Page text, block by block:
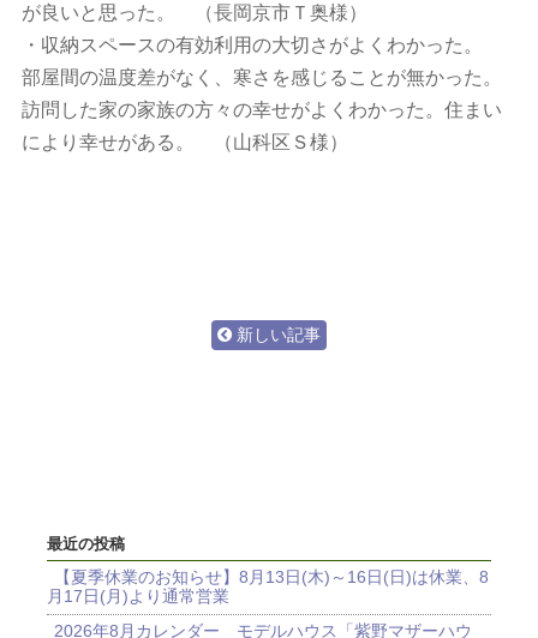
が良いと思った。 （長岡京市Ｔ奥様）
・収納スペースの有効利用の大切さがよくわかった。
部屋間の温度差がなく、寒さを感じることが無かった。
訪問した家の家族の方々の幸せがよくわかった。住まい
により幸せがある。 （山科区Ｓ様）
新しい記事
最近の投稿
【夏季休業のお知らせ】8月13日(木)～16日(日)は休業、8
月17日(月)より通常営業
2026年8月カレンダー モデルハウス「紫野マザーハウ